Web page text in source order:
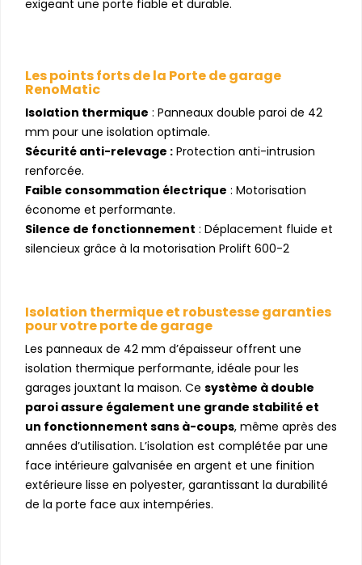
exigeant une porte fiable et durable.
Les points forts de la Porte de garage
RenoMatic
Isolation thermique : Panneaux double paroi de 42
mm pour une isolation optimale.
Sécurité anti-relevage : Protection anti-intrusion
renforcée.
Faible consommation électrique : Motorisation
économe et performante.
Silence de fonctionnement : Déplacement fluide et
silencieux grâce à la motorisation Prolift 600-2
Isolation thermique et robustesse garanties
pour votre porte de garage
Les panneaux de 42 mm d’épaisseur offrent une
isolation thermique performante, idéale pour les
garages jouxtant la maison. Ce système à double
paroi assure également une grande stabilité et
un fonctionnement sans à-coups, même après des
années d’utilisation. L’isolation est complétée par une
face intérieure galvanisée en argent et une finition
extérieure lisse en polyester, garantissant la durabilité
de la porte face aux intempéries.